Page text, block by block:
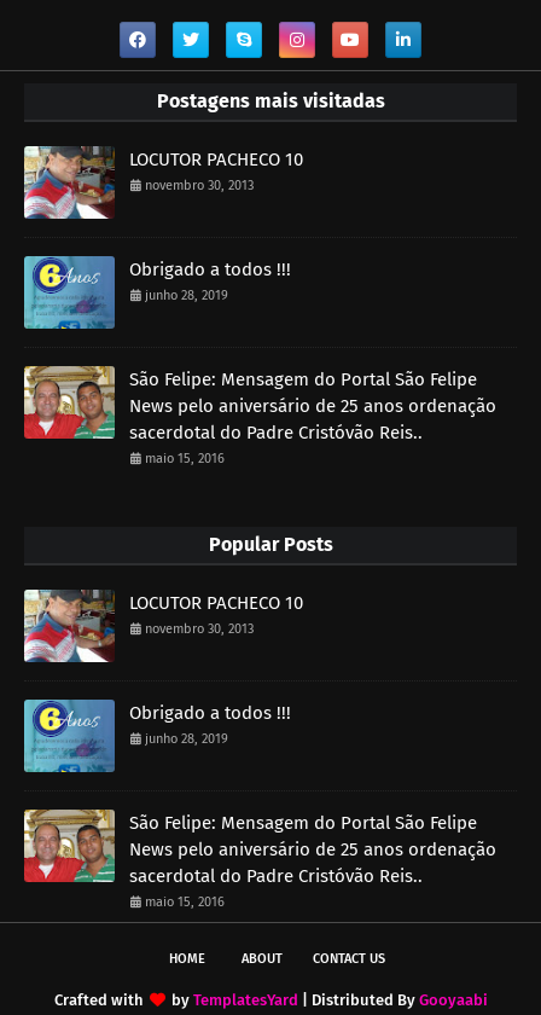
Postagens mais visitadas
LOCUTOR PACHECO 10
novembro 30, 2013
Obrigado a todos !!!
junho 28, 2019
São Felipe: Mensagem do Portal São Felipe
News pelo aniversário de 25 anos ordenação
sacerdotal do Padre Cristóvão Reis..
maio 15, 2016
Popular Posts
LOCUTOR PACHECO 10
novembro 30, 2013
Obrigado a todos !!!
junho 28, 2019
São Felipe: Mensagem do Portal São Felipe
News pelo aniversário de 25 anos ordenação
sacerdotal do Padre Cristóvão Reis..
maio 15, 2016
HOME ABOUT CONTACT US
Crafted with by TemplatesYard | Distributed By Gooyaabi